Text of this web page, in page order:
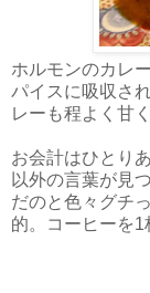
ホルモンのカレ
パイスに吸収さ
レーも程よく甘
お会計はひとり
以外の言葉が見
だのと色々グチ
的。コーヒーを1